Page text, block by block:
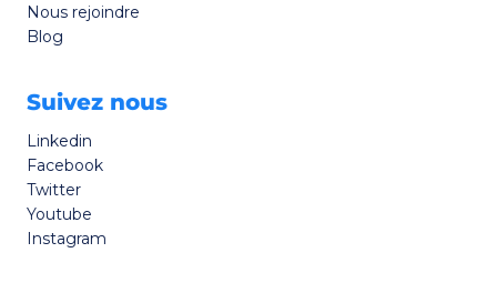
Nous rejoindre
Blog
Suivez nous
Linkedin
Facebook
Twitter
Youtube
Instagram